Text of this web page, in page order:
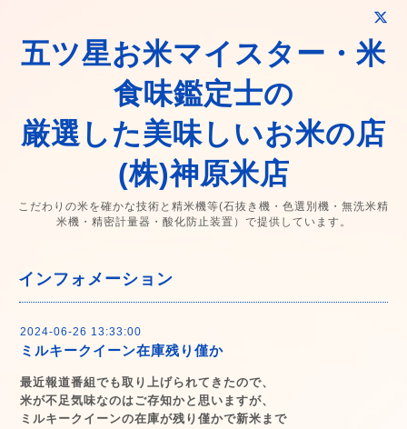
五ツ星お米マイスター・米
食味鑑定士の
厳選した美味しいお米の店
(株)神原米店
こだわりの米を確かな技術と精米機等(石抜き機・色選別機・無洗米精
米機・精密計量器・酸化防止装置）で提供しています。
インフォメーション
2024-06-26 13:33:00
ミルキークイーン在庫残り僅か
最近報道番組でも取り上げられてきたので、
米が不足気味なのはご存知かと思いますが、
ミルキークイーンの在庫が残り僅かで新米まで